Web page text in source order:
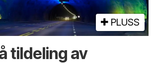
PLUSS
tildeling av